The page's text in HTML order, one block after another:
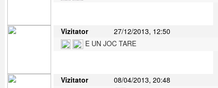
Vizitator
27/12/2013, 12:50
E UN JOC TARE
Vizitator
08/04/2013, 20:48